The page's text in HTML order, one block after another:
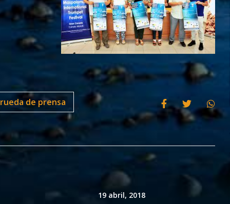
rueda de prensa
19 abril, 2018